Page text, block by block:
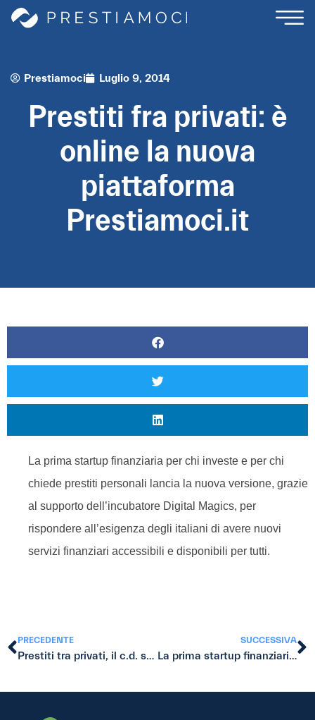
Prestiamoci Luglio 9, 2014
Prestiti fra privati: è
online la nuova
piattaforma
Prestiamoci.it
La prima startup finanziaria per chi investe e per chi
chiede prestiti personali lancia la nuova versione, grazie
al supporto dell’incubatore Digital Magics, per
rispondere all’esigenza degli italiani di avere nuovi
servizi finanziari accessibili e disponibili per tutti.
PRECEDENTE
Prestiti tra privati, il c.d. social lending al grande successo: sbaraglierà le banche?
SUCCESSIVA
La prima startup finanziaria di prestito tra privati